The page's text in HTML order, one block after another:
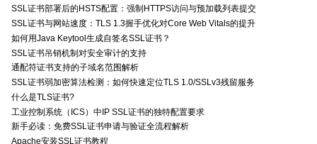
SSL证书部署后的HSTS配置：强制HTTPS访问与预加载列表提交
SSL证书与网站速度：TLS 1.3握手优化对Core Web Vitals的提升
如何用Java Keytool生成自签名SSL证书？
SSL证书吊销机制对安全审计的支持
通配符证书支持的子域名范围解析
SSL证书弱加密算法检测：如何快速定位TLS 1.0/SSLv3残留服务
什么是TLS证书?
工业控制系统（ICS）中IP SSL证书的独特配置要求
新手必读：免费SSL证书申请与验证全流程解析
Apache安装SSL证书教程